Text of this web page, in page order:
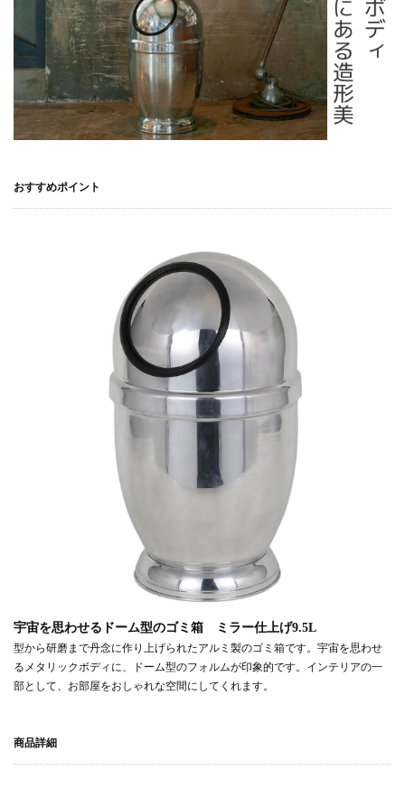
おすすめポイント
宇宙を思わせるドーム型のゴミ箱 ミラー仕上げ9.5L
型から研磨まで丹念に作り上げられたアルミ製のゴミ箱です。宇宙を思わせ
るメタリックボディに、ドーム型のフォルムが印象的です。インテリアの一
部として、お部屋をおしゃれな空間にしてくれます。
商品詳細